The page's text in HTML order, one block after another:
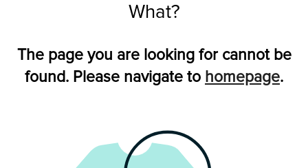
What?
The page you are looking for cannot be
found. Please navigate to homepage.